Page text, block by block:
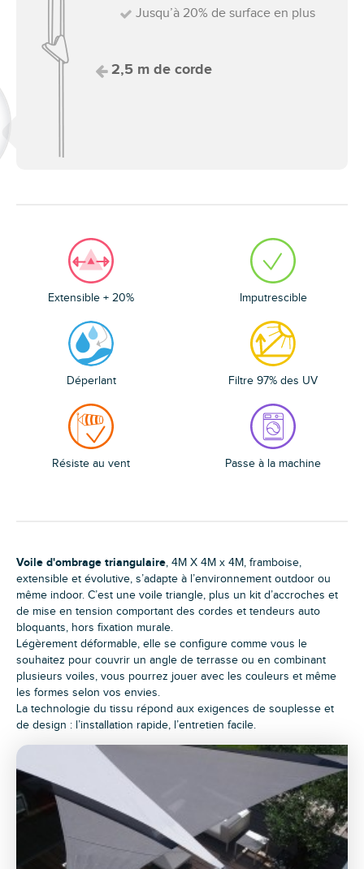
Jusqu’à 20% de surface en plus
2,5 m de corde
Extensible + 20% Imputrescible
Déperlant Filtre 97% des UV
Résiste au vent Passe à la machine
Voile d'ombrage triangulaire, 4M X 4M x 4M, framboise,
extensible et évolutive, s’adapte à l’environnement outdoor ou
même indoor. C’est une voile triangle, plus un kit d’accroches et
de mise en tension comportant des cordes et tendeurs auto
bloquants, hors fixation murale.
Légèrement déformable, elle se configure comme vous le
souhaitez pour couvrir un angle de terrasse ou en combinant
plusieurs voiles, vous pourrez jouer avec les couleurs et même
les formes selon vos envies.
La technologie du tissu répond aux exigences de souplesse et
de design : l’installation rapide, l’entretien facile.